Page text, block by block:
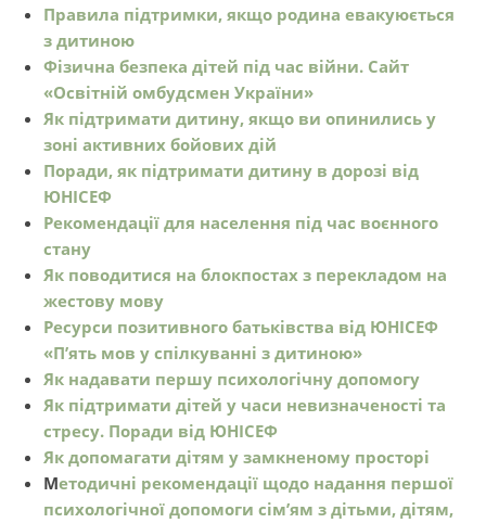
Правила підтримки, якщо родина евакуюється
з дитиною
Фізична безпека дітей під час війни. Сайт
«Освітній омбудсмен України»
Як підтримати дитину, якщо ви опинились у
зоні активних бойових дій
Поради, як підтримати дитину в дорозі від
ЮНІСЕФ
Рекомендації для населення під час воєнного
стану
Як поводитися на блокпостах з перекладом на
жестову мову
Ресурси позитивного батьківства від ЮНІСЕФ
«П’ять мов у спілкуванні з дитиною»
Як надавати першу психологічну допомогу
Як підтримати дітей у часи невизначеності та
стресу. Поради від ЮНІСЕФ
Як допомагати дітям у замкненому просторі
Методичні рекомендації щодо надання першої
психологічної допомоги сім’ям з дітьми, дітям,